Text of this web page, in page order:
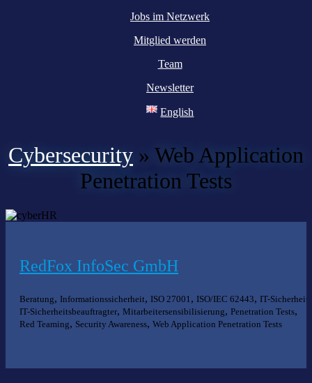
Jobs im Netzwerk
Mitglied werden
Team
Newsletter
English
Cybersecurity » Web Application
Penetration Tests
RedFox InfoSec GmbH
Beratung, Informationssicherheit, ISO 27001 , ISO/IEC 62443, IT-Sicherheit
IT-Sicherheitsbeauftragter, Mitarbeitersensibilisierung, Penetration Tests,
Red Teaming, Security Awareness, Web Application Penetration Tests